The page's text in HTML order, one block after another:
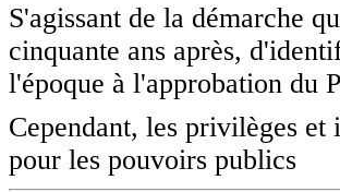
S'agissant de la démarche
cinquante ans après,
l'époque à l'approbation du
Cependant, les privilèges
pour les pouvoirs publics